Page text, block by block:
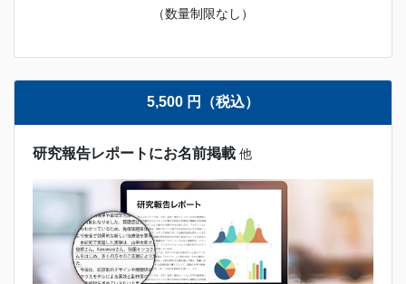
（数量制限なし）
5,500 円（税込）
研究報告レポートにお名前掲載 他